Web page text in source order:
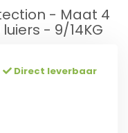
- Maat 4
- 9/14KG
Direct leverbaar